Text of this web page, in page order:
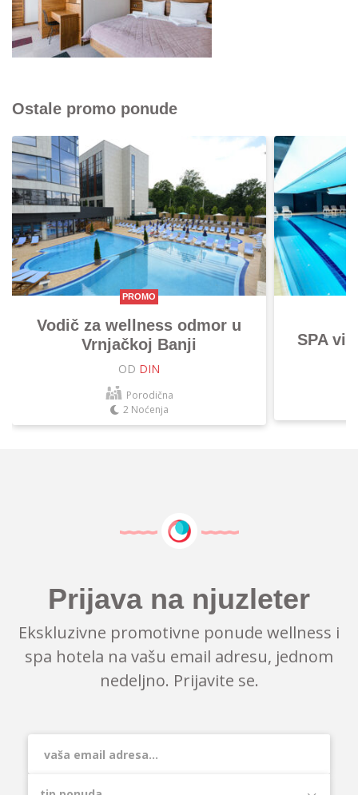
Ostale promo ponude
PROMO
Vodič za wellness odmor u
Vrnjačkoj Banji
OD DIN
Porodična
2 Noćenja
SPA
Prijava na njuzleter
Ekskluzivne promotivne ponude wellness i
spa hotela na vašu email adresu, jednom
nedeljno. Prijavite se.